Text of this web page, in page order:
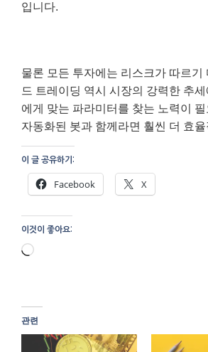
입니다.
물론 모든 투자에는 리스크가 따르기
드 트레이딩 역시 시장의 강력한 추
에게 맞는 파라미터를 찾는 노력이
자동화된 봇과 함께라면 훨씬 더 효
이 글 공유하기:
Facebook X
이것이 좋아요:
로
관련